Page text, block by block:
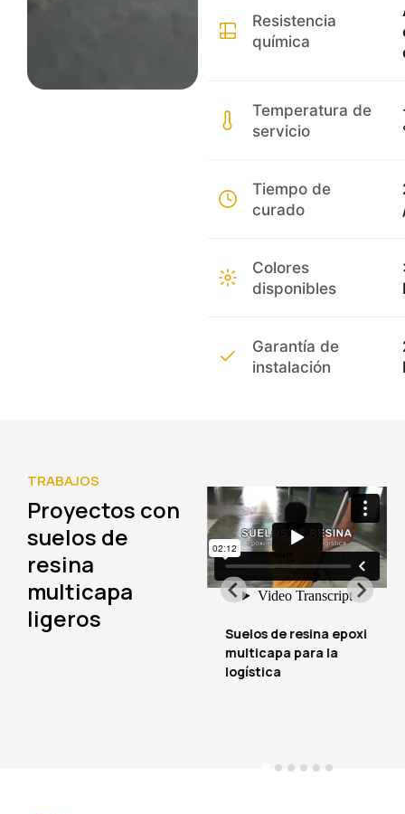
Resistencia
química
Temperatura de
servicio
Tiempo de
curado
Colores
disponibles
Garantía de
instalación
TRABAJOS
Proyectos con
suelos de
resina
multicapa
ligeros
Suelos de resina
Suelos de resina epoxi
multicapa para la
logística